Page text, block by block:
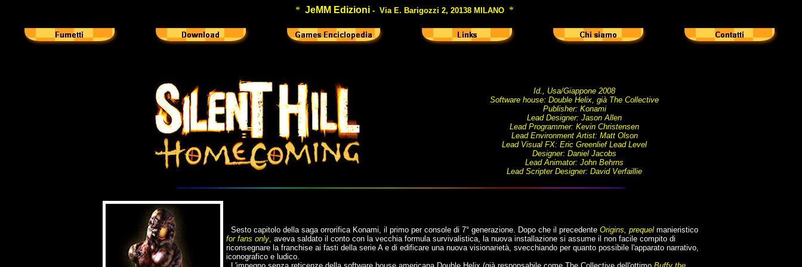
* JeMM Edizioni - Via E. Barigozzi 2, 20138 MILANO *
Id., Usa/Giappone 2008
Software house: Double Helix, già The Collective
Publisher: Konami
Lead Designer: Jason Allen
Lead Programmer: Kevin Christensen
Lead Environment Artist: Matt Olson
Lead Visual FX: Eric Greenlief Lead Level
Designer: Daniel Jacobs
Lead Animator: John Behrns
Lead Scripter Designer: David Verfaillie
Sesto capitolo della saga orrorifica Konami, il primo per console di 7° generazione. Dopo che il precedente Origins, prequel manieristico
for fans only, aveva saldato il conto con la vecchia formula survivalistica, la nuova installazione si assume il non facile compito di
riconsegnare la franchise ai fasti della serie A e di edificare una nuova visionarietà, svecchiando per quanto possibile l'apparato narrativo,
iconografico e ludico.